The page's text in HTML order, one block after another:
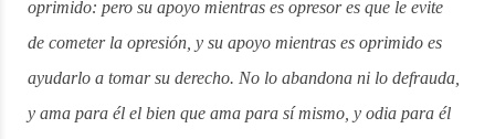
oprimido: pero su apoyo mientras es opresor es que le evite
de cometer la opresión, y su apoyo mientras es oprimido es
ayudarlo a tomar su derecho. No lo abandona ni lo defrauda,
y ama para él el bien que ama para sí mismo, y odia para él